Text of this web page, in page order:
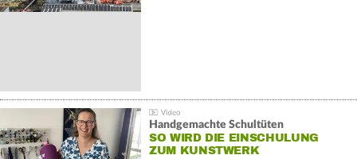
Handgemachte Schultüten
SO WIRD DIE EINSCHULUNG
ZUM KUNSTWERK